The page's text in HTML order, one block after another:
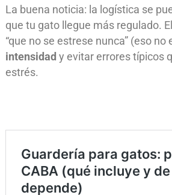
La buena noticia: la logística se
que tu gato llegue más regulado.
“que no se estrese nunca” (eso no
intensidad y evitar errores típicos
estrés.